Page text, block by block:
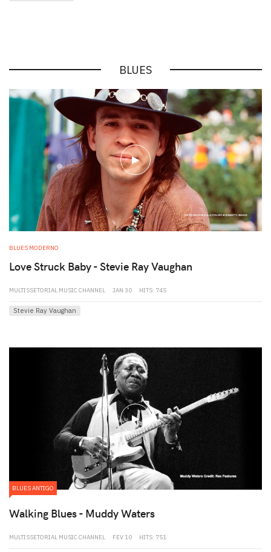
BLUES
play
BLUES MODERNO
Love Struck Baby - Stevie Ray Vaughan
MULTISSETORIAL MUSIC CHANNEL JAN 30 HITS: 745
Stevie Ray Vaughan
play
BLUES ANTIGO
Walking Blues - Muddy Waters
MULTISSETORIAL MUSIC CHANNEL FEV 10 HITS: 751